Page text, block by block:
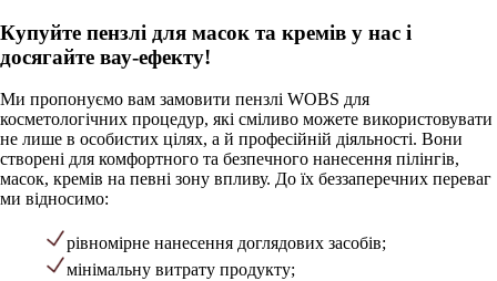
Купуйте пензлі для масок та кремів у нас і
досягайте вау-ефекту!
Ми пропонуємо вам замовити пензлі WOBS для
косметологічних процедур, які сміливо можете використовувати
не лише в особистих цілях, а й професійній діяльності. Вони
створені для комфортного та безпечного нанесення пілінгів,
масок, кремів на певні зону впливу. До їх беззаперечних переваг
ми відносимо:
рівномірне нанесення доглядових засобів;
мінімальну витрату продукту;